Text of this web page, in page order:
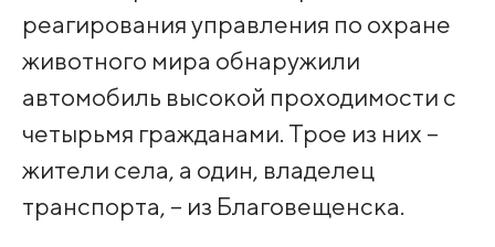
реагирования управления по охране
животного мира обнаружили
автомобиль высокой проходимости с
четырьмя гражданами. Трое из них –
жители села, а один, владелец
транспорта, – из Благовещенска.